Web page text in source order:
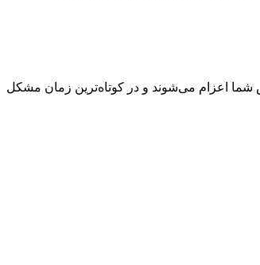
شما اعزام می‌شوند و در کوتاه‌ترین زمان مشکل